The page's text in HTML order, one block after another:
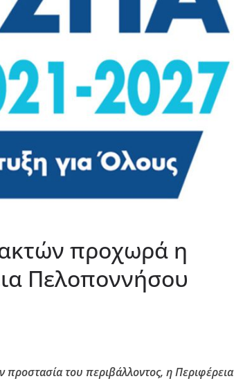
προχωρά η
Πελοποννήσου
του περιβάλλοντος, η Περιφέρεια